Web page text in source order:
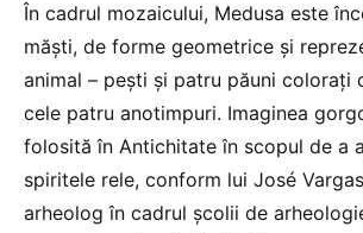
În cadrul mozaicului, Medusa este
măşti, de forme geometrice şi
animal – peşti şi patru păuni coloraţi
cele patru anotimpuri. Imaginea
folosită în Antichitate în scopul de a
spiritele rele, conform lui José
arheolog în cadrul şcolii de